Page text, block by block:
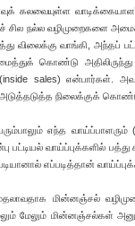
கலவையுள்ள
சில நல்ல வழிமுறைகளை
விலைக்கு வாங்கி,
கொண்டு
sales) என்பார்கள்.
நிலைக்குக்
எந்த வாய்ப்பாளரும்
பட்டியல் வாய்ப்புக்களில்
எப்படித்தான்
மின்னஞ்சல்
மேலும் மின்னஞ்சல்கள்